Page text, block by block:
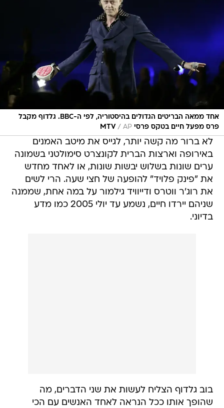
אחד ממאה הבריטים הגדולים בהיסטוריה, לפי ה-BBC. גלדוף מקבל
פרס מפעל חיים בטקס פרסי MTV
/ AP
לא ברור מה קשה יותר, לגייס את מיטב האמנים
באירופה וארצות הברית לקונצרט סימולטני בשמונה
ערים שונות בשלוש יבשות שונות, או לאחד מחדש
את "פינק פלויד" להופעה של חצי שעה. הרי לשים
את רוג'ר ווטרס ודייוויד גילמור על במה אחת, שממנה
שניהם יירדו חיים, נשמע עד יולי 2005 כמו מדע
בדיוני.
בוב גלדוף הצליח לעשות את שני הדברים, מה
שהופך אותו ככל הנראה לאחד האנשים עם הכי